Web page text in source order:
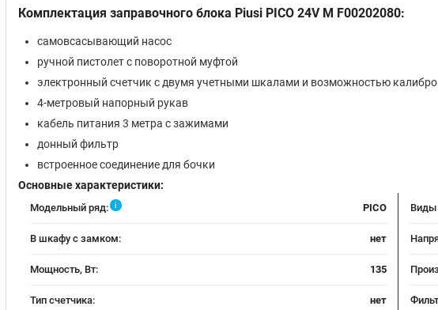
Комплектация заправочного блока Piusi PICO 24V М F00202080:
самовсасывающий насос
ручной пистолет с поворотной муфтой
электронный счетчик с двумя учетными шкалами и возможностью
4-метровый напорный рукав
кабель питания 3 метра с зажимами
донный фильтр
встроенное соединение для бочки
Основные характеристики:
Модельный ряд: i PICO Виды
В шкафу с замком: нет
Мощность, Вт: 135
Тип счетчика: нет